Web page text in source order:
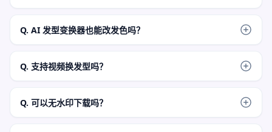
发质、发旋和理发技术仍然重要。
Q. AI 发型变换器也能改发色吗？
主要想改发色，独立的 AI hair color changer 更合适。
Q. 支持视频换发型吗？
请把它作为静态图片试发型工具使用。
Q. 可以无水印下载吗？